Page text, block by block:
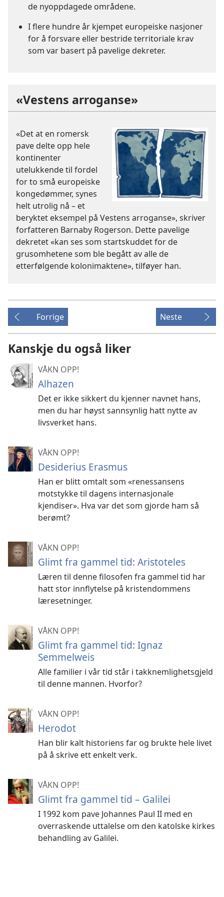
de nyoppdagede områdene.
I flere hundre år kjempet europeiske nasjoner
for å forsvare eller bestride territoriale krav
som var basert på pavelige dekreter.
«Vestens arroganse»
«Det at en romersk
pave delte opp hele
kontinenter
utelukkende til fordel
for to små europeiske
kongedømmer, synes
helt utrolig nå – et
beryktet eksempel på Vestens arroganse», skriver
forfatteren Barnaby Rogerson. Dette pavelige
dekretet «kan ses som startskuddet for de
grusomhetene som ble begått av alle de
etterfølgende kolonimaktene», tilføyer han.
Forrige Neste
Kanskje du også liker
VÅKN OPP!
Alhazen
Det er ikke sikkert du kjenner navnet hans,
men du har høyst sannsynlig hatt nytte av
livsverket hans.
VÅKN OPP!
Desiderius Erasmus
Han er blitt omtalt som «renessansens
motstykke til dagens internasjonale
kjendiser». Hva var det som gjorde ham så
berømt?
VÅKN OPP!
Glimt fra gammel tid: Aristoteles
Læren til denne filosofen fra gammel tid har
hatt stor innflytelse på kristendommens
læresetninger.
VÅKN OPP!
Glimt fra gammel tid: Ignaz
Semmelweis
Alle familier i vår tid står i takknemlighetsgjeld
til denne mannen. Hvorfor?
VÅKN OPP!
Herodot
Han blir kalt historiens far og brukte hele livet
på å skrive ett enkelt verk.
VÅKN OPP!
Glimt fra gammel tid – Galilei
I 1992 kom pave Johannes Paul II med en
overraskende uttalelse om den katolske kirkes
behandling av Galilei.